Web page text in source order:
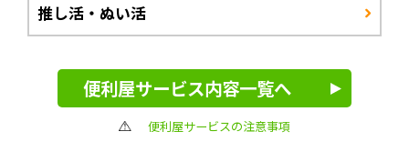
推し活・ぬい活
便利屋サービス内容一覧へ
便利屋サービスの注意事項